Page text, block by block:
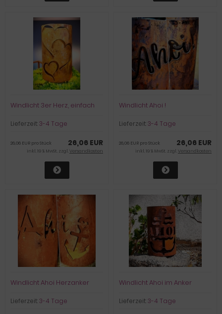
Windlicht 3er Herz, einfach
Lieferzeit:3-4 Tage
26,06 EUR
26,06 EUR pro Stück
inkl. 19 % MwSt. zzgl.Versandkosten
Windlicht Ahoi !
Lieferzeit:3-4 Tage
26,06 EUR
26,06 EUR pro Stück
inkl. 19 % MwSt. zzgl.Versandkosten
Windlicht Ahoi Herzanker
Lieferzeit:3-4 Tage
Windlicht Ahoi im Anker
Lieferzeit:3-4 Tage